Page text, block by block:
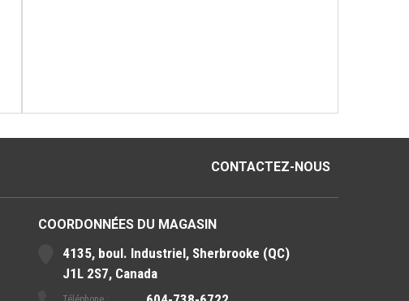
CONTACTEZ-NOUS
COORDONNÉES DU MAGASIN
4135, boul. Industriel, Sherbrooke (QC)
J1L 2S7, Canada